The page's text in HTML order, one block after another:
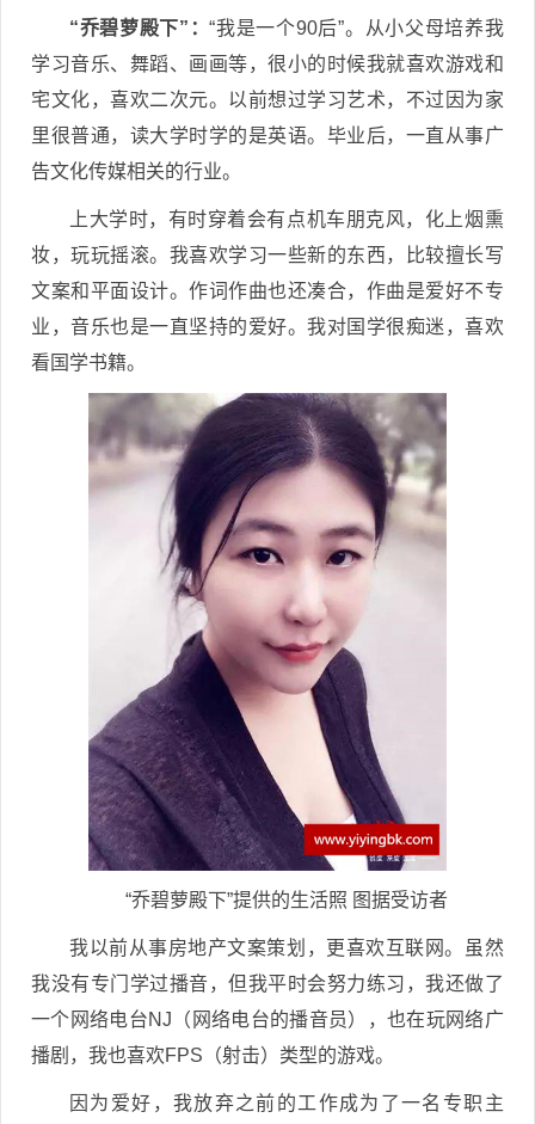
“乔碧萝殿下”：“我是一个90后”。从小父母培养我
学习音乐、舞蹈、画画等，很小的时候我就喜欢游戏和
宅文化，喜欢二次元。以前想过学习艺术，不过因为家
里很普通，读大学时学的是英语。毕业后，一直从事广
告文化传媒相关的行业。
上大学时，有时穿着会有点机车朋克风，化上烟熏
妆，玩玩摇滚。我喜欢学习一些新的东西，比较擅长写
文案和平面设计。作词作曲也还凑合，作曲是爱好不专
业，音乐也是一直坚持的爱好。我对国学很痴迷，喜欢
看国学书籍。
“乔碧萝殿下”提供的生活照 图据受访者
我以前从事房地产文案策划，更喜欢互联网。虽然
我没有专门学过播音，但我平时会努力练习，我还做了
一个网络电台NJ（网络电台的播音员），也在玩网络广
播剧，我也喜欢FPS（射击）类型的游戏。
因为爱好，我放弃之前的工作成为了一名专职主